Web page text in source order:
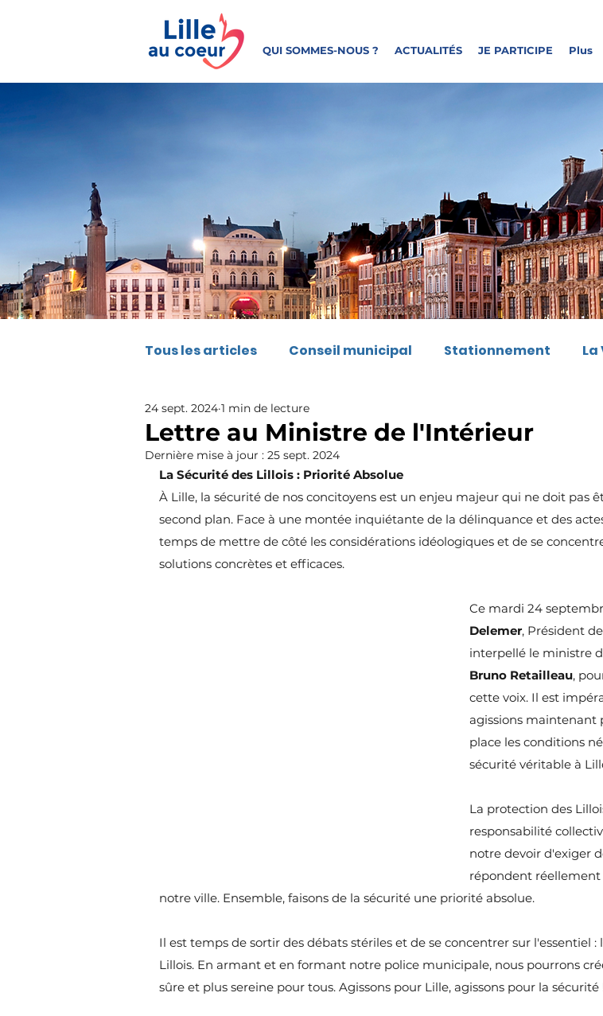
QUI SOMMES-NOUS ? ACTUALITÉS JE PARTICIPE Plus
Tous les articles Conseil municipal Stationnement La
Presse locale Vie des Quartiers
Évènements Solidarité internationale
Commerces Commerce Communiqué Pouvoir
Courriers Participation
Projet #Lille2026 Logement
Lettre au Ministre de l'Intérieur
24 sept. 2024 1 min de lecture
Dernière mise à jour : 25 sept. 2024
La Sécurité des Lillois : Priorité Absolue
À Lille, la sécurité de nos concitoyens est un enjeu majeur qui ne doit pas
second plan. Face à une montée inquiétante de la délinquance et des
temps de mettre de côté les considérations idéologiques et de se
solutions concrètes et efficaces.
Ce mardi 24
Delemer, Président
interpellé le ministre
Bruno Retailleau,
cette voix. Il est
agissions maintenant
place les conditions
sécurité véritable à
La protection des
responsabilité
notre devoir d'exiger
répondent réellement
notre ville. Ensemble, faisons de la sécurité une priorité absolue.
Il est temps de sortir des débats stériles et de se concentrer sur l'essentiel :
Lillois. En armant et en formant notre police municipale, nous pourrons
sûre et plus sereine pour tous. Agissons pour Lille, agissons pour la sécurité